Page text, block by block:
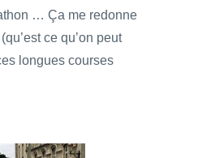
… Ça me redonne
ce qu’on peut
longues courses